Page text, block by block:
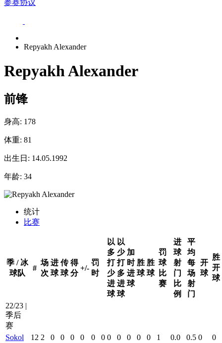
参赛协议
Repyakh Alexander
Repyakh Alexander
前锋
身高: 178
体重: 81
出生日: 14.05.1992
年龄: 34
统计
比赛
季 / 冰
球队
#
场
次
进
球
传
球
得
分
+/-
罚
时
以
多
打
少
进
球
以
少
打
多
进
球
加
时
进
球
胜
球
胜
球
罚
球
比
赛
进
球
射
门
比
例
平
均
每
场
射
门
开
球
胜
开
球
22/23 |
季后
赛
Sokol
12 2 0 0 0 0 0 0 0 0 0 0 0 1 0.0 0.5 0
0